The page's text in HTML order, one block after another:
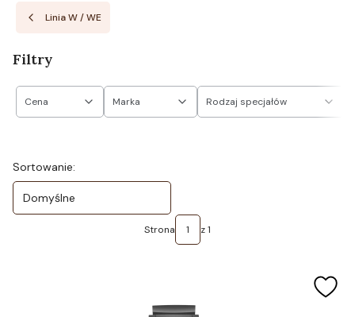
Linia W / WE
Filtry
Cena Marka Rodzaj specjałów
Lista produktów
Sortowanie:
Domyślne
Strona z 1